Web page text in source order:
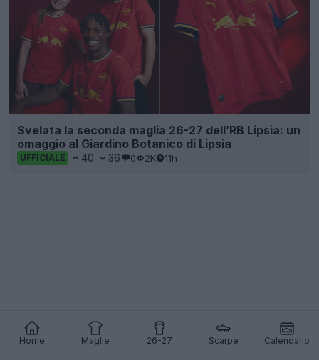
Home Maglie 26-27 Scarpe Calendario
Svelata la seconda maglia 26-27 dell’RB Lipsia: un
omaggio al Giardino Botanico di Lipsia
UFFICIALE 40 36 0 2K 11h